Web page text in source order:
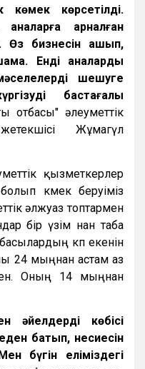
көмек көрсетілді.
арналған
Өз бизнесін ашып,
Енді аналардың
шешуге
бастағалы
отбасы" әлеуметтік
Жұмагүл
қызметкерлер
көмек беруіміз
әлжуаз топтармен
бір үзім нан таба
көп екенін
24 мыңнан астам аз
Оның 14 мыңнан
әйелдердің көбісі
батып, несиесін
бүгін еліміздегі